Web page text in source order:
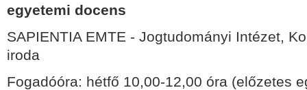
egyetemi docens
SAPIENTIA EMTE - Jogtudományi Intézet,
iroda
Fogadóóra: hétfő 10,00-12,00 óra (előzetes